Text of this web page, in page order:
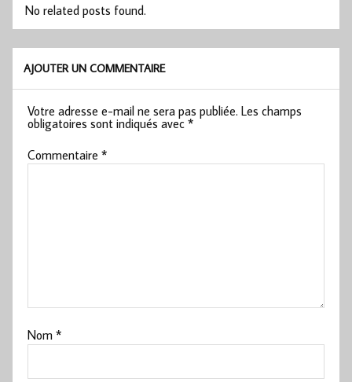
No related posts found.
AJOUTER UN COMMENTAIRE
Votre adresse e-mail ne sera pas publiée. Les champs
obligatoires sont indiqués avec*
Commentaire*
Nom*